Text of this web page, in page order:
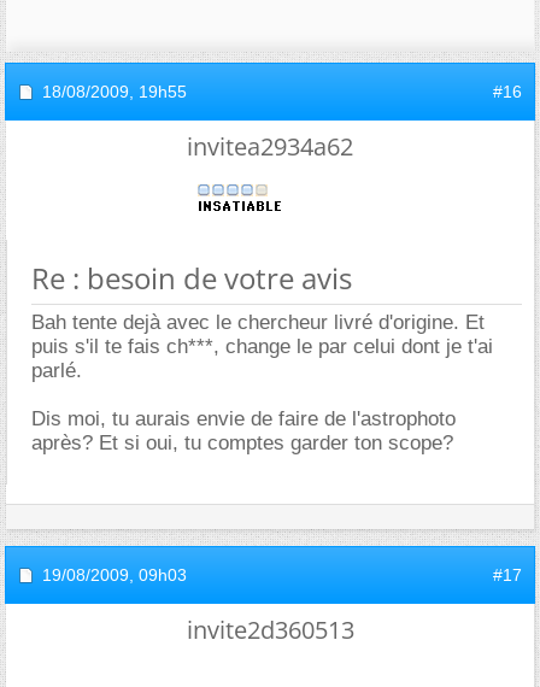
18/08/2009, 19h55 #16
invitea2934a62
Re : besoin de votre avis
Bah tente dejà avec le chercheur livré d'origine. Et
puis s'il te fais ch***, change le par celui dont je t'ai
parlé.
Dis moi, tu aurais envie de faire de l'astrophoto
après? Et si oui, tu comptes garder ton scope?
19/08/2009, 09h03 #17
invite2d360513